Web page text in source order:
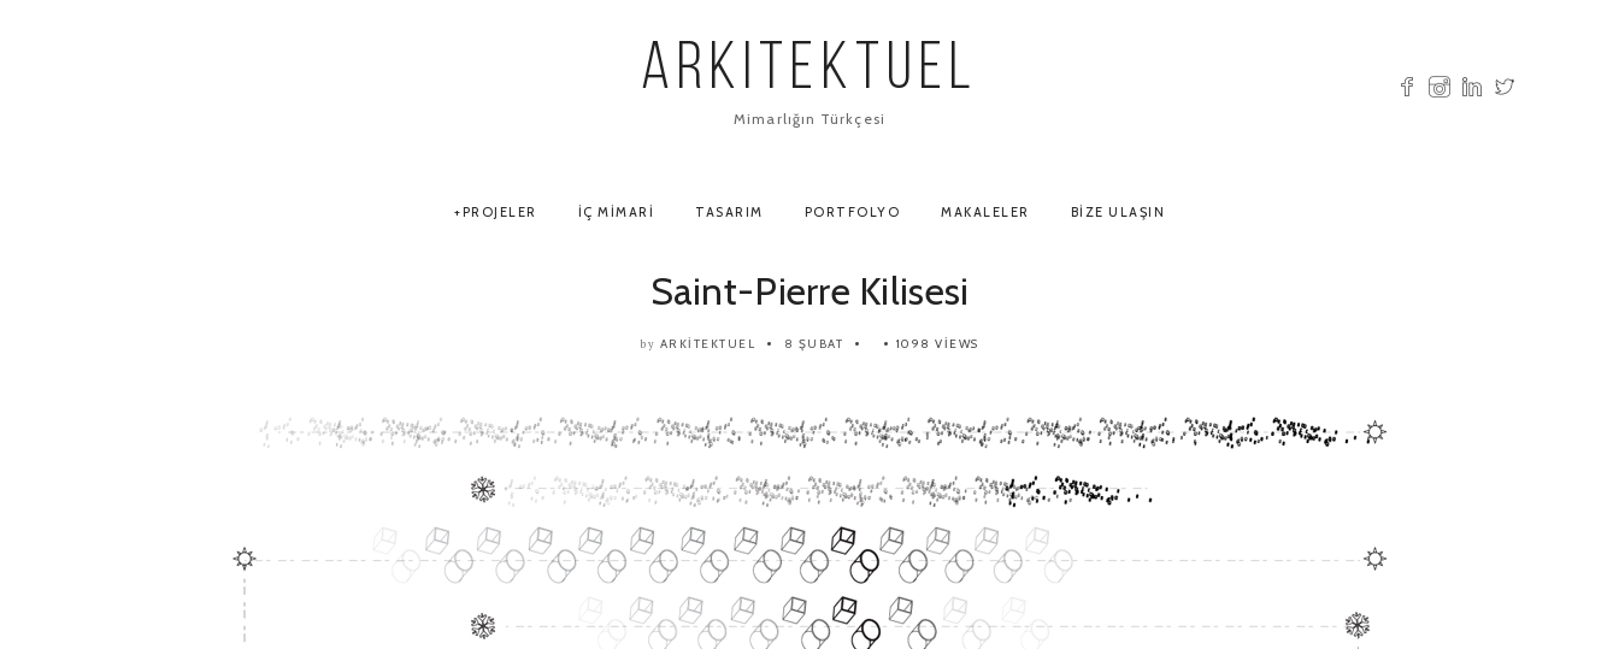
ARKITEKTUEL
Mimarlığın Türkçesi
PROJELER İÇ MIMARI TASARIM PORTFOLYO MAKALELER BIZE ULAŞIN
Saint-Pierre Kilisesi
by ARKITEKTUEL 8 ŞUBAT 1098 VIEWS